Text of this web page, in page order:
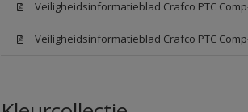
Veiligheidsinformatieblad Crafco PTC
Veiligheidsinformatieblad Crafco PTC